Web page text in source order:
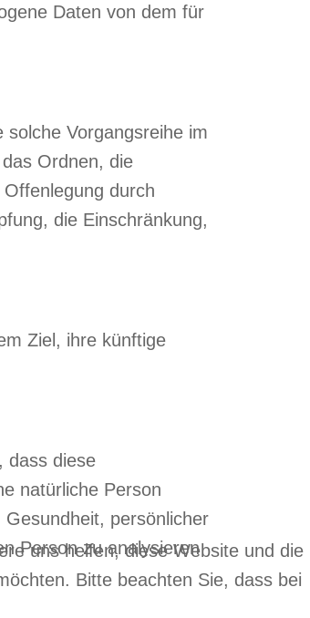
Daten von dem für
Vorgangsreihe im
Ordnen, die
durch
die Einschränkung,
Ziel, ihre künftige
dass diese
natürliche Person
persönlicher
Person zu analysieren
uns helfen, diese Website und die
Bitte beachten Sie, dass bei